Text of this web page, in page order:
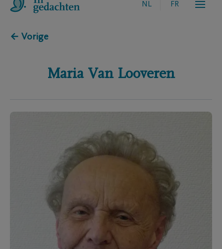
NL FR
← Vorige
Maria Van Looveren